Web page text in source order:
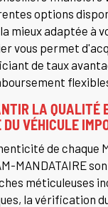
options
mieux adaptée à
vous permet
de taux
LA QUALITÉ
VÉHICULE
de chaque
MANDATAIRE
méticuleuses
la vérification